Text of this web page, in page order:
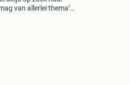
van allerlei thema’s